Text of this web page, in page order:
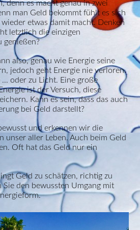
denn es macht genau in zwei
man Geld bekommt fühlt es sich
wieder etwas damit macht. Denken
letztlich die einzigen
genießen?
also, genau wie Energie seine
jedoch geht Energie nie verloren.
oder zu Licht. Eine große
ist der Versuch, diese
Kann es sein, dass das auch
bei Geld darstellt?
und erkennen wir die
unser aller Leben. Auch beim Geld
Oft hat das Geld nur ein
Geld zu schätzen, richtig zu
Sie den bewussten Umgang mit